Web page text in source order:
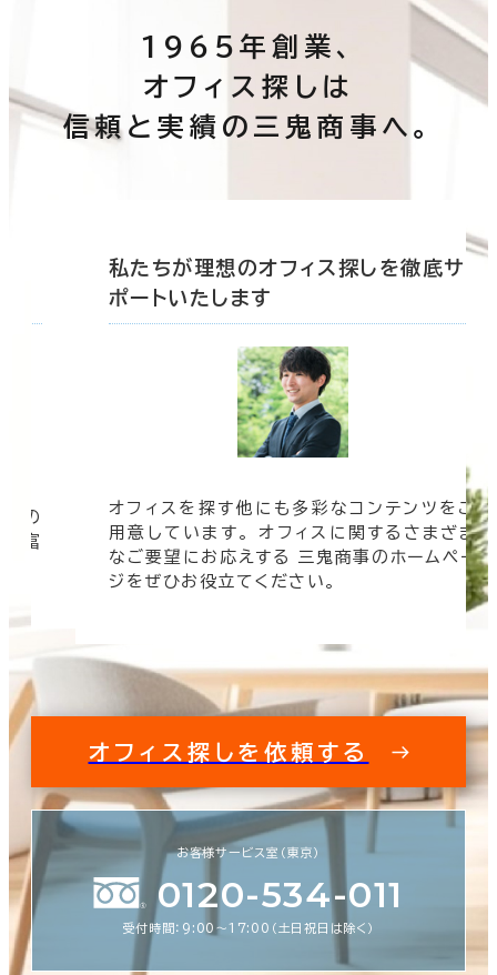
1965年創業、
オフィス探しは
信頼と実績の三鬼商事へ。
の
豊富
私たちが理想のオフィス探しを徹底サ
ポートいたします
オフィスを探す他にも多彩なコンテンツをご
用意しています。 オフィスに関するさまざま
なご要望にお応えする 三鬼商事のホームペー
ジをぜひお役立てください。
オフィス探しを依頼する
お客様サービス室（東京）
0120-534-011
受付時間：9:00〜17:00（土日祝日は除く）